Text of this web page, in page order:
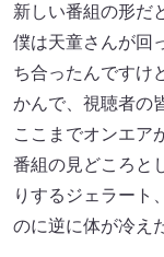
新しい番組の形だ
僕は天童さんが回
ち合ったんですけ
かんで、視聴者の
ここまでオンエア
番組の見どころと
りするジェラート
のに逆に体が冷え